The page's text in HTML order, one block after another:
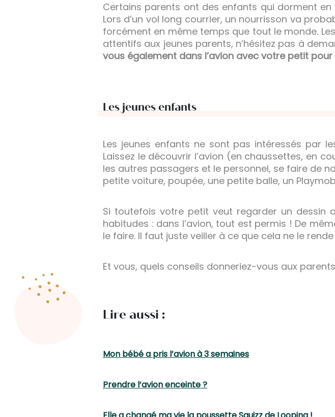
Certains parents ont des enfants qui dorment en
Lors d’un vol long courrier, un nourrisson va
forcément en même temps que tout le monde.
attentifs aux jeunes parents, n’hésitez pas à
vous également dans l’avion avec votre petit pour
Les jeunes enfants
Les jeunes enfants ne sont pas intéressés par
Laissez le découvrir l’avion (en chaussettes, en
les autres passagers et le personnel, se faire de
petite voiture, poupée, une petite balle, un
Si toutefois votre petit veut regarder un dessin
habitudes : dans l’avion, tout est permis ! De
le faire. Il faut juste veiller à ce que cela ne le
Et vous, quels conseils donneriez-vous aux
Lire aussi :
Mon bébé a pris l’avion à 3 semaines
Prendre l’avion enceinte ?